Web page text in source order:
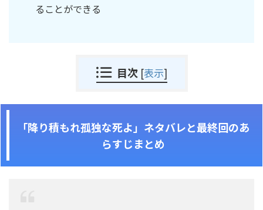
ることができる
目次 [表示]
「降り積もれ孤独な死よ」ネタバレと最終回のあ
らすじまとめ